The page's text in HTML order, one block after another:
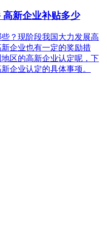
新企业补贴多少
？现阶段我国大力发展高
企业也有一定的奖励措
区的高新企业认定呢，下
企业认定的具体事项。